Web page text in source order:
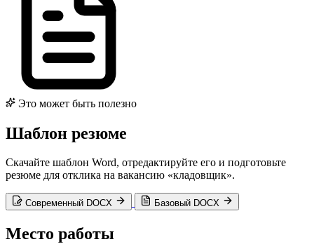
Это может быть полезно
Шаблон резюме
Скачайте шаблон Word, отредактируйте его и подготовьте
резюме для отклика на вакансию «кладовщик».
Современный DOCX Базовый DOCX
Место работы